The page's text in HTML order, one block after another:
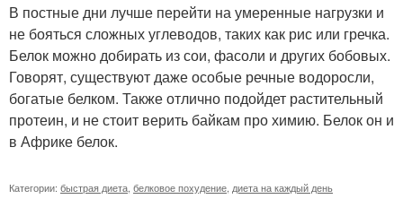
В постные дни лучше перейти на умеренные нагрузки и
не бояться сложных углеводов, таких как рис или гречка.
Белок можно добирать из сои, фасоли и других бобовых.
Говорят, существуют даже особые речные водоросли,
богатые белком. Также отлично подойдет растительный
протеин, и не стоит верить байкам про химию. Белок он и
в Африке белок.
Категории: быстрая диета белковое похудение диета на каждый день